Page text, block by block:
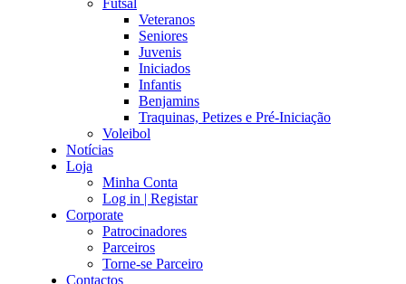
Futsal
Veteranos
Seniores
Juvenis
Iniciados
Infantis
Benjamins
Traquinas, Petizes e Pré-Iniciação
Voleibol
Notícias
Loja
Minha Conta
Log in | Registar
Corporate
Patrocinadores
Parceiros
Torne-se Parceiro
Contactos